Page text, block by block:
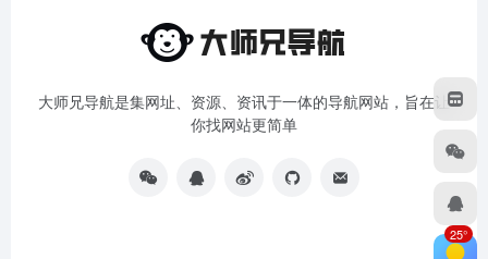
大师兄导航是集网址、资源、资讯于一体的导航网站，旨在让
你找网站更简单
25°